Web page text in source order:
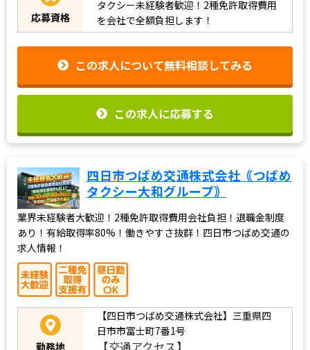
応募資格
タクシー未経験者歓迎！2種免許取得費用
を会社で全額負担します！
この求人について無料相談してみる
この求人に応募する
四日市つばめ交通株式会社｟つばめ
タクシー大和グループ｠
業界未経験者大歓迎！2種免許取得費用会社負担！退職金制度
あり！有給取得率80%！働きやすさ抜群！四日市つばめ交通の
求人情報！
勤務地
【四日市つばめ交通株式会社】三重県四
日市市富士町7番1号
【交通アクセス】